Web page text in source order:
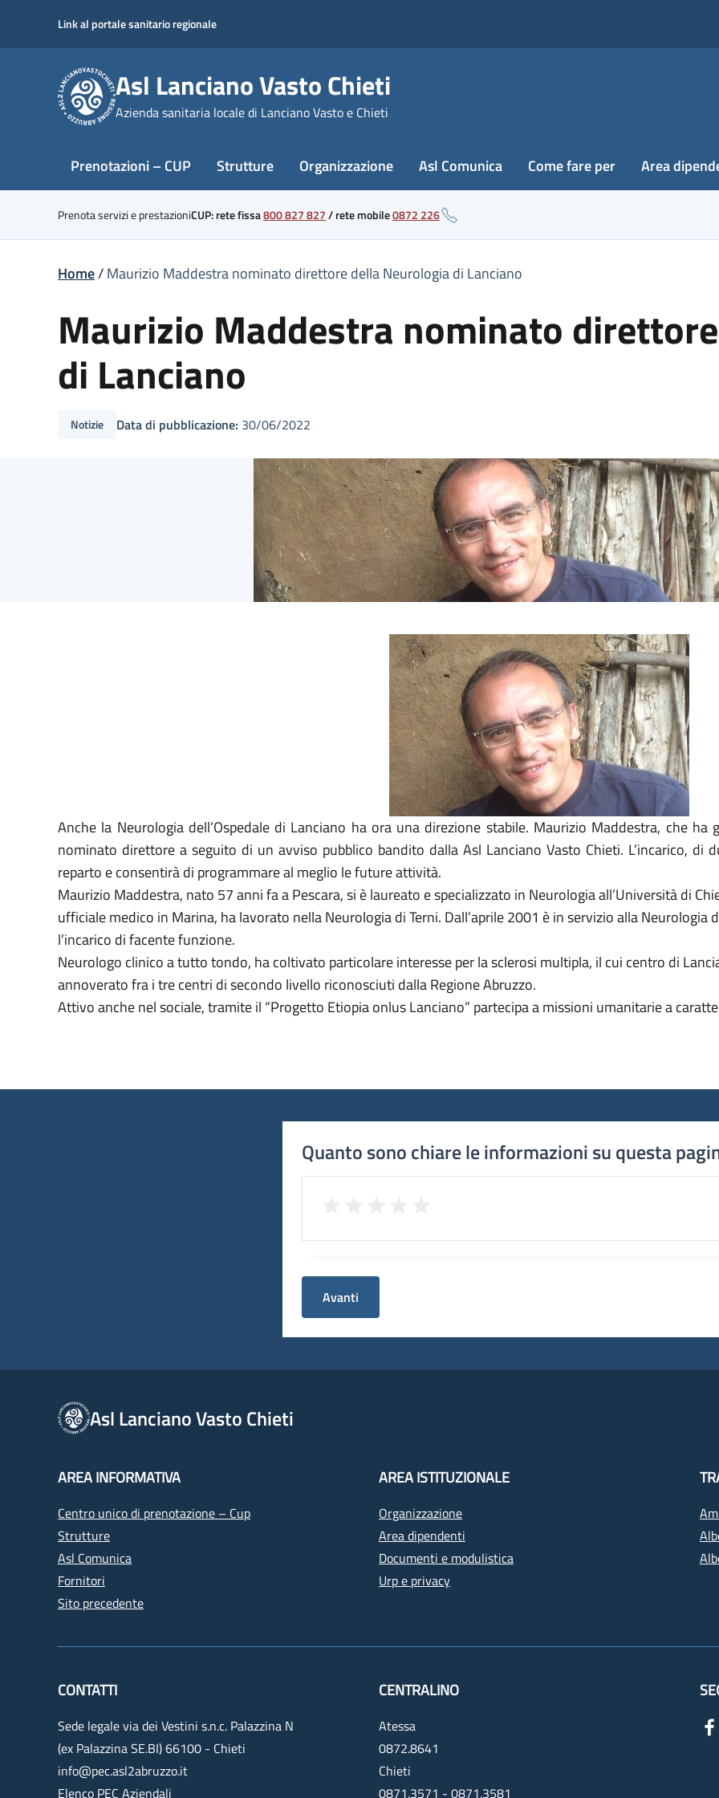
content
Link al portale sanitario regionale
Asl Lanciano Vasto Chieti
Azienda sanitaria locale di Lanciano Vasto e Chieti
Prenotazioni – CUP Strutture Organizzazione Asl Comunica Come fare per Area
Prenota servizi e prestazioniCUP: rete fissa800 827 827/rete mobile0872 226
Home/Maurizio Maddestra nominato direttore della Neurologia di Lanciano
Maurizio Maddestra nominato
di Lanciano
Notizie Data di pubblicazione: 30/06/2022
Anche la Neurologia dell’Ospedale di Lanciano ha ora una direzione stabile. Maurizio Maddestra, che
nominato direttore a seguito di un avviso pubblico bandito dalla Asl Lanciano Vasto Chieti. L’incarico, di
reparto e consentirà di programmare al meglio le future attività.
Maurizio Maddestra, nato 57 anni fa a Pescara, si è laureato e specializzato in Neurologia all’Università di
ufficiale medico in Marina, ha lavorato nella Neurologia di Terni. Dall’aprile 2001 è in servizio alla Neurologia
l’incarico di facente funzione.
Neurologo clinico a tutto tondo, ha coltivato particolare interesse per la sclerosi multipla, il cui centro di
annoverato fra i tre centri di secondo livello riconosciuti dalla Regione Abruzzo.
Attivo anche nel sociale, tramite il “Progetto Etiopia onlus Lanciano” partecipa a missioni umanitarie a
Quanto sono chiare le informazioni su questa
Avanti
Asl Lanciano Vasto Chieti
AREA INFORMATIVA
Centro unico di prenotazione – Cup
Strutture
Asl Comunica
Fornitori
Sito precedente
AREA ISTITUZIONALE
Organizzazione
Area dipendenti
Documenti e modulistica
Urp e privacy
CONTATTI
Sede legale via dei Vestini s.n.c. Palazzina N
(ex Palazzina SE.BI) 66100 - Chieti
info@pec.asl2abruzzo.it
Elenco PEC Aziendali
CENTRALINO
Atessa
0872.8641
Chieti
0871.3571 - 0871.3581